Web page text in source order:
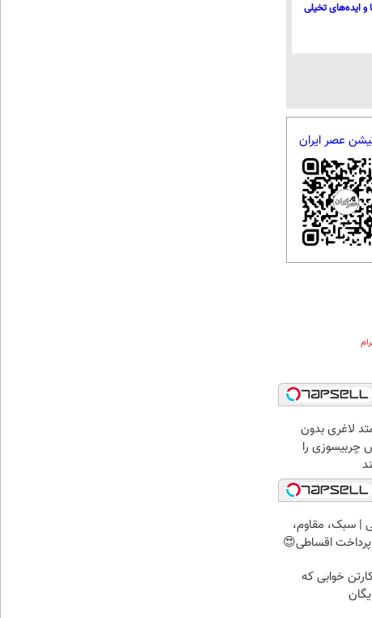
و ایده‌های تخیلی
عصر ایران
لاغری بدون
چربیسوزی را
| سبک، مقاوم،
اقساطی😍
خوابی که